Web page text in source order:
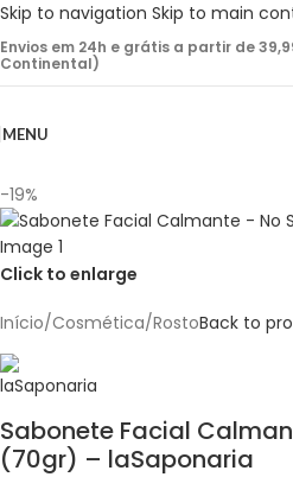
Skip to navigation Skip to main
Envios em 24h e grátis a partir de
Continental)
MENU
-19%
Click to enlarge
Início/Cosmética/RostoBack to
Sabonete Facial
(70gr) – laSaponaria